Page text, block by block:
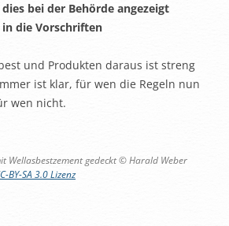
bei der Behörde angezeigt
in die Vorschriften
und Produkten daraus ist streng
ist klar, für wen die Regeln nun
wen nicht.
Wellasbestzement gedeckt © Harald Weber
BY-SA 3.0 Lizenz